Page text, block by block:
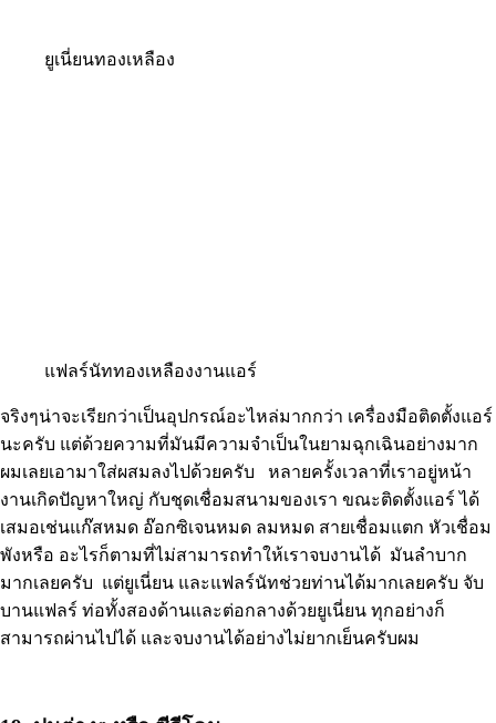
ยูเนี่ยนทองเหลือง
แฟลร์นัททองเหลืองงานแอร์
จริงๆน่าจะเรียกว่าเป็นอุปกรณ์อะไหล่มากกว่า เครื่องมือติดตั้งแอร์
นะครับ แต่ด้วยความที่มันมีความจำเป็นในยามฉุกเฉินอย่างมาก
ผมเลยเอามาใส่ผสมลงไปด้วยครับ หลายครั้งเวลาที่เราอยู่หน้า
งานเกิดปัญหาใหญ่ กับชุดเชื่อมสนามของเรา ขณะติดตั้งแอร์ ได้
เสมอเช่นแก๊สหมด อ๊อกซิเจนหมด ลมหมด สายเชื่อมแตก หัวเชื่อม
พังหรือ อะไรก็ตามที่ไม่สามารถทำให้เราจบงานได้ มันลำบาก
มากเลยครับ แต่ยูเนี่ยน และแฟลร์นัทช่วยท่านได้มากเลยครับ จับ
บานแฟลร์ ท่อทั้งสองด้านและต่อกลางด้วยยูเนี่ยน ทุกอย่างก็
สามารถผ่านไปได้ และจบงานได้อย่างไม่ยากเย็นครับผม